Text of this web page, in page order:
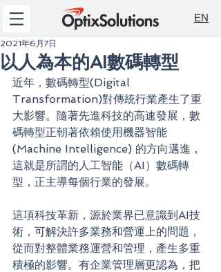
EN
以人為本的AI數碼轉型
2021年6月7日
近年，數碼轉型(Digital
Transformation)對傳統行業產生了重
大影響。隨著先進科技的高速發展，數
碼轉型正朝著依賴使用機器智能
(Machine Intelligence) 的方向邁進，
這就是所謂的人工智能（AI）數碼轉
型，正主導每個行業的發展。
這項科技革新，源於業界已意識到AI技
術，可解決許多業務和營運上的問題，
從而對整體業務運營和管理，產生多重
積極的影響。有企業管理層更認為，把